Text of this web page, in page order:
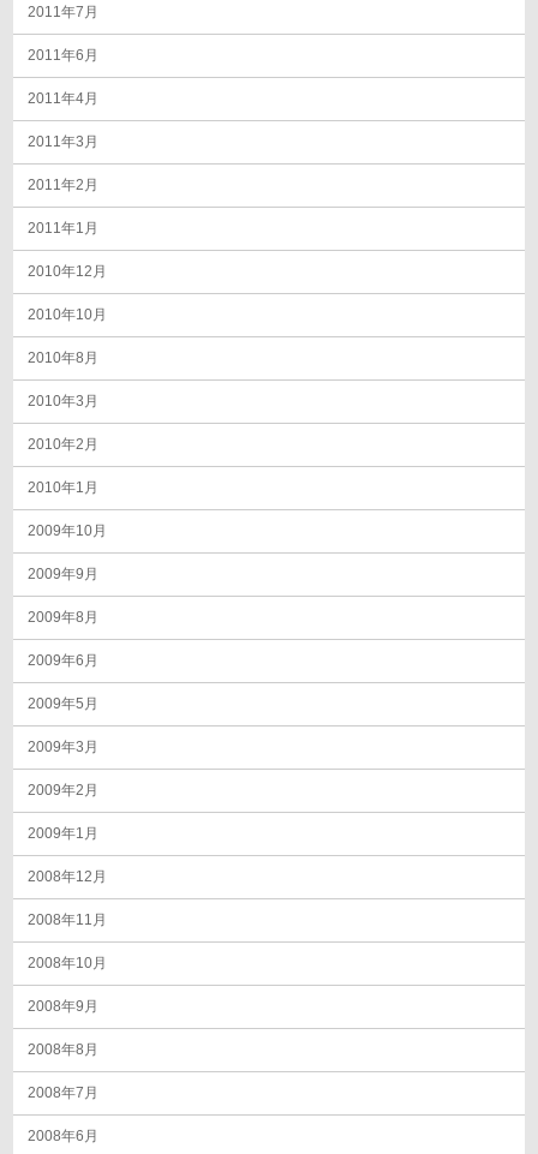
2011年7月
2011年6月
2011年4月
2011年3月
2011年2月
2011年1月
2010年12月
2010年10月
2010年8月
2010年3月
2010年2月
2010年1月
2009年10月
2009年9月
2009年8月
2009年6月
2009年5月
2009年3月
2009年2月
2009年1月
2008年12月
2008年11月
2008年10月
2008年9月
2008年8月
2008年7月
2008年6月